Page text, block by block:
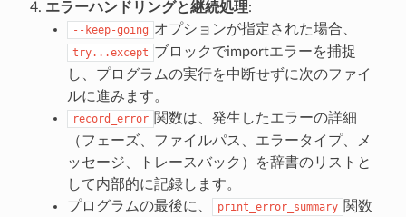
エラーハンドリングと継続処理:
--keep-going オプションが指定された場合、
try...except ブロックでimportエラーを捕捉
し、プログラムの実行を中断せずに次のファイ
ルに進みます。
record_error 関数は、発生したエラーの詳細
（フェーズ、ファイルパス、エラータイプ、メ
ッセージ、トレースバック）を辞書のリストと
して内部的に記録します。
プログラムの最後に、
print_error_summary 関数